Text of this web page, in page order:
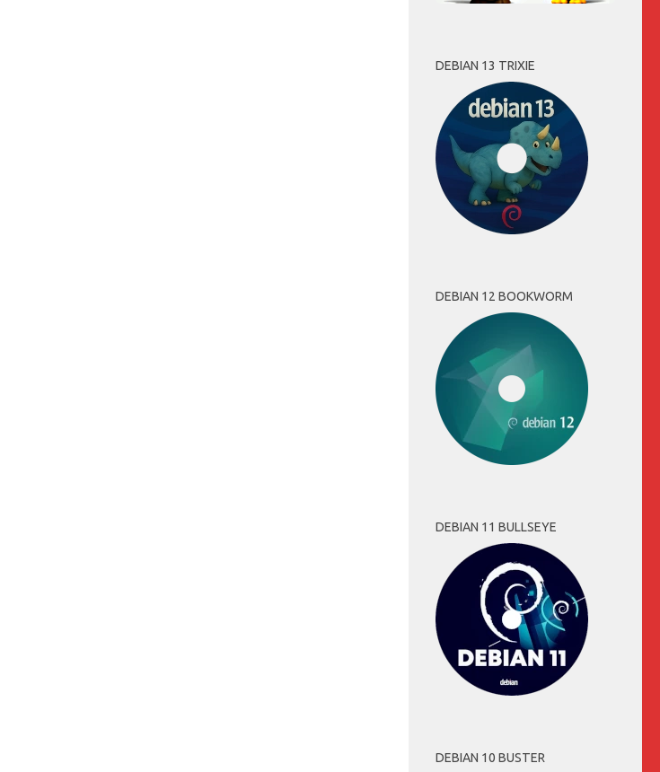
DEBIAN 13 TRIXIE
DEBIAN 12 BOOKWORM
DEBIAN 11 BULLSEYE
DEBIAN 10 BUSTER